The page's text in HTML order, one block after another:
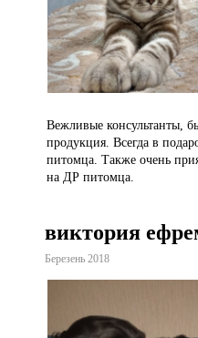
Вежливые консультанты,
продукция. Всегда в
питомца. Также очень
на ДР питомца.
виктория
Березень 2018